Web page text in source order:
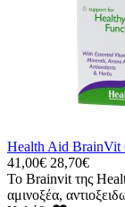
Health Aid BrainVit
41,00€ 28,70€
Το Brainvit της
αμινοξέα,